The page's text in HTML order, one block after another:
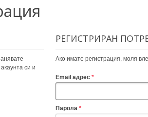
си и
РЕГИСТРИРАН
Ако имате регистрация, моля
Email адрес
Парола